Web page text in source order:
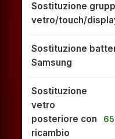
Sostituzione
vetro/touch/
Sostituzione
Samsung
Sostituzione
vetro
posteriore con
ricambio